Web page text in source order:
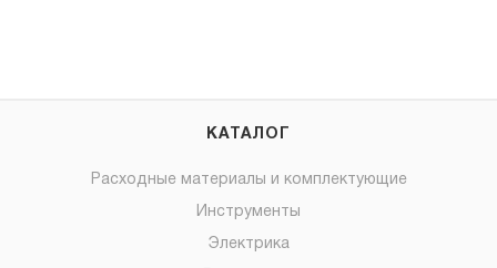
КАТАЛОГ
Расходные материалы и комплектующие
Инструменты
Электрика